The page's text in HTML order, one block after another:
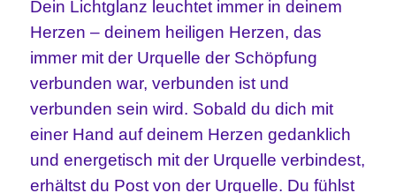
Dein Lichtglanz leuchtet immer in deinem
Herzen – deinem heiligen Herzen, das
immer mit der Urquelle der Schöpfung
verbunden war, verbunden ist und
verbunden sein wird. Sobald du dich mit
einer Hand auf deinem Herzen gedanklich
und energetisch mit der Urquelle verbindest,
erhältst du Post von der Urquelle. Du fühlst